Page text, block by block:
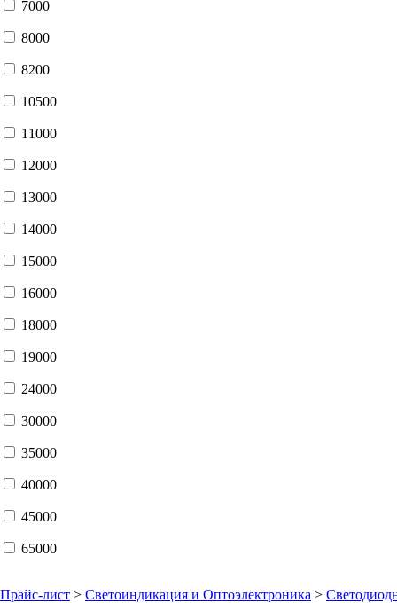
7000
8000
8200
10500
11000
12000
13000
14000
15000
16000
18000
19000
24000
30000
35000
40000
45000
65000
Прайс-лист > Светоиндикация и Оптоэлектроника >